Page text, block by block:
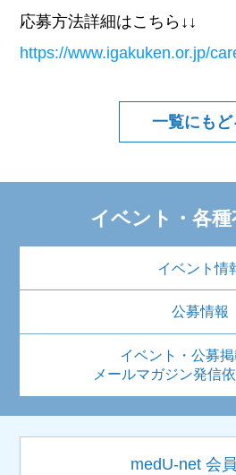
応募方法詳細はこちら↓↓
https://www.igakuken.or.jp/
一覧にもど
イベント・各種
イベント情
公募情報
イベント・公募
メールマガジン発信
medU-net 会